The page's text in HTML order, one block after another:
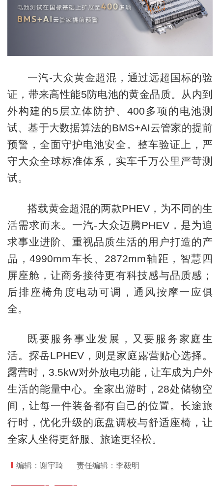
一汽-大众黄金超混，通过远超国标的验
证，带来高性能5防电池的黄金品质。从内到
外构建的5层立体防护、400多项的电池测
试、基于大数据算法的BMS+AI云管家的提前
预警，全面守护电池安全。整车验证上，严
守大众全球标准体系，实车千万公里严苛测
试。
搭载黄金超混的两款PHEV，为不同的生
活需求而来。一汽-大众迈腾PHEV，是为追
求事业进阶、重视品质生活的用户打造的产
品，4990mm车长、2872mm轴距，智慧四
屏座舱，让商务接待更有科技感与品质感；
后排座椅角度电动可调，通风按摩一应俱
全。
既要服务事业发展，又要服务家庭生
活。探岳LPHEV，则是家庭露营贴心选择。
露营时，3.5kW对外放电功能，让车成为户外
生活的能量中心。全家出游时，28处储物空
间，让每一件装备都有自己的位置。长途旅
行时，优化升级的底盘调校与舒适座椅，让
全家人坐得更舒服、旅途更轻松。
编辑：谢宇琦 责任编辑：李毅明